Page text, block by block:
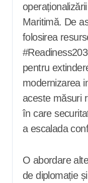
Maritimă. De
folosirea
pentru
modernizarea
aceste măsuri
în care
a escalada
O abordare
de diplomație